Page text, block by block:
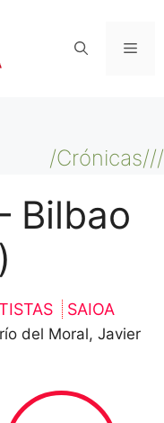
/Crónicas///
Bilbao
SAIOA
del Moral, Javier